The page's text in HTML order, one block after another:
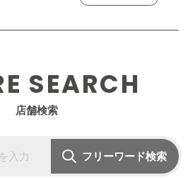
SEARCH
店舗検索
フリーワード検索